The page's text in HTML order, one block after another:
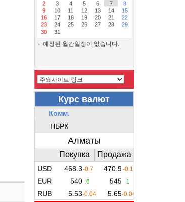
2
3 4 5 6 7
8
9
10 11 12 13 14
15
16
17 18 19 20 21
22
23
24 25 26 27 28
29
30
31
예정된 월간일정이 없습니다.